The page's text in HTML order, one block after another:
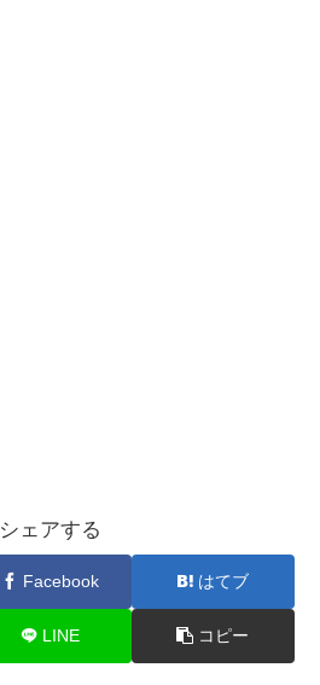
シェアする
Facebook はてブ
LINE コピー